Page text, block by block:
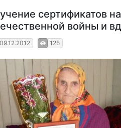
сертификатов
войны и
09.12.2012 125